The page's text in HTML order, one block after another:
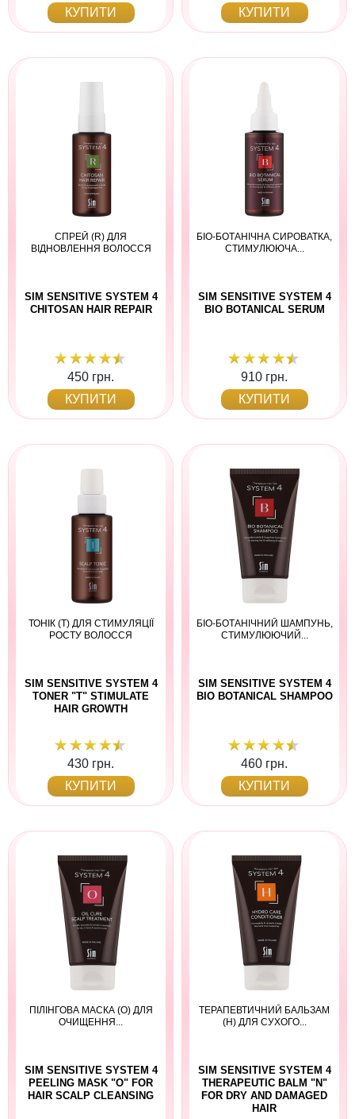
КУПИТИ
КУПИТИ
СПРЕЙ (R) ДЛЯ
ВІДНОВЛЕННЯ ВОЛОССЯ
SIM SENSITIVE SYSTEM 4
CHITOSAN HAIR REPAIR
450 грн.
КУПИТИ
БІО-БОТАНІЧНА СИРОВАТКА,
СТИМУЛЮЮЧА...
SIM SENSITIVE SYSTEM 4
BIO BOTANICAL SERUM
910 грн.
КУПИТИ
ТОНІК (Т) ДЛЯ СТИМУЛЯЦІЇ
РОСТУ ВОЛОССЯ
SIM SENSITIVE SYSTEM 4
TONER "T" STIMULATE
HAIR GROWTH
430 грн.
КУПИТИ
БІО-БОТАНІЧНИЙ ШАМПУНЬ,
СТИМУЛЮЮЧИЙ...
SIM SENSITIVE SYSTEM 4
BIO BOTANICAL SHAMPOO
460 грн.
КУПИТИ
ПІЛІНГОВА МАСКА (О) ДЛЯ
ОЧИЩЕННЯ...
SIM SENSITIVE SYSTEM 4
PEELING MASK "O" FOR
HAIR SCALP CLEANSING
ТЕРАПЕВТИЧНИЙ БАЛЬЗАМ
(H) ДЛЯ СУХОГО...
SIM SENSITIVE SYSTEM 4
THERAPEUTIC BALM "N"
FOR DRY AND DAMAGED
HAIR